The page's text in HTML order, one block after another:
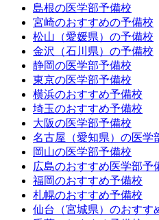
島根の医学部予備校
宮崎のおすすめの予備校
松山（愛媛県）の予備校
金沢（石川県）の予備校
静岡の医学部予備校
東京の医学部予備校
横浜のおすすめ予備校
埼玉のおすすめ予備校
大阪の医学部予備校
名古屋（愛知県）の医学
岡山の医学部予備校
広島のおすすめ医学部予
福岡のおすすめ予備校
札幌のおすすめ予備校
仙台（宮城県）のおすす